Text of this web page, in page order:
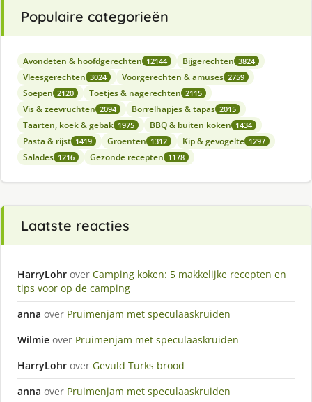
Populaire categorieën
Avondeten & hoofdgerechten 12144 Bijgerechten 3824
Vleesgerechten 3024 Voorgerechten & amuses 2759
Soepen 2120 Toetjes & nagerechten 2115
Vis & zeevruchten 2094 Borrelhapjes & tapas 2015
Taarten, koek & gebak 1975 BBQ & buiten koken 1434
Pasta & rijst 1419 Groenten 1312 Kip & gevogelte 1297
Salades 1216 Gezonde recepten 1178
Laatste reacties
HarryLohr over Camping koken: 5 makkelijke recepten en
tips voor op de camping
anna over Pruimenjam met speculaaskruiden
Wilmie over Pruimenjam met speculaaskruiden
HarryLohr over Gevuld Turks brood
anna over Pruimenjam met speculaaskruiden